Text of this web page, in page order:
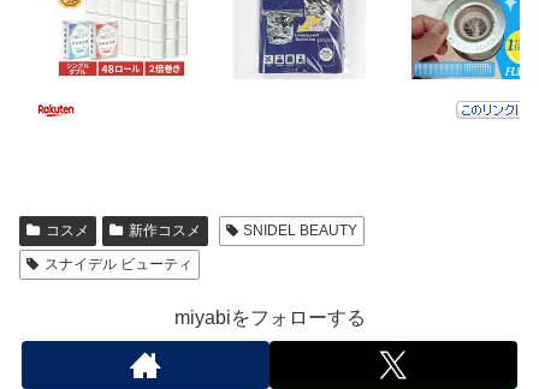
コスメ 新作コスメ
SNIDEL BEAUTY
スナイデル ビューティ
miyabiをフォローする